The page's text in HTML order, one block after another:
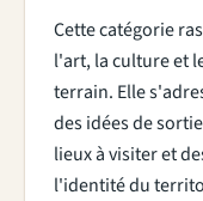
Cette catégorie
l'art, la culture et
terrain. Elle
des idées de
lieux à visiter et
l'identité du